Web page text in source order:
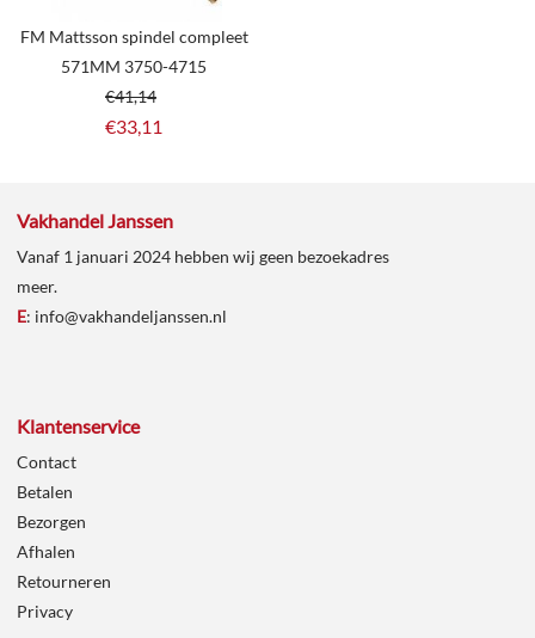
FM Mattsson spindel compleet
571MM 3750-4715
€41,14
€33,11
Vakhandel Janssen
Vanaf 1 januari 2024 hebben wij geen bezoekadres
meer.
E: info@vakhandeljanssen.nl
Klantenservice
Contact
Betalen
Bezorgen
Afhalen
Retourneren
Privacy